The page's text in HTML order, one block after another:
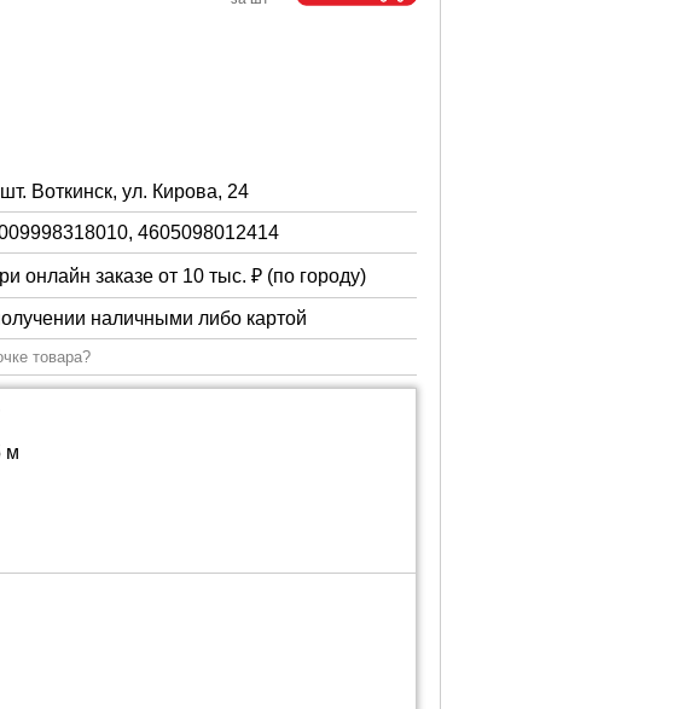
Воткинск, ул. Кирова, 24
4605098012414
онлайн заказе от 10 тыс. ₽ (по городу)
наличными либо картой
товара?
м